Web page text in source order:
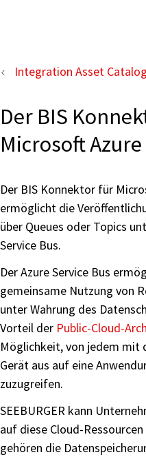
Integration Asset Catalog
Der BIS
Microsoft
Der BIS Konnektor für
ermöglicht die
über Queues oder Topics
Service Bus.
Der Azure Service Bus
gemeinsame Nutzung von
unter Wahrung des
Vorteil der Public-Cloud-
Möglichkeit, von jedem mit
Gerät aus auf eine
zuzugreifen.
SEEBURGER kann
auf diese Cloud-
gehören die